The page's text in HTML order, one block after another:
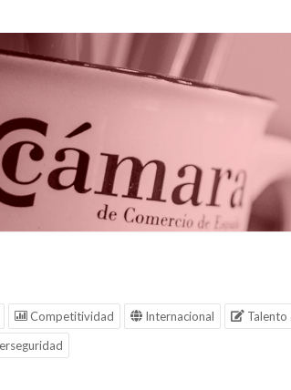
Competitividad Internacional Talento